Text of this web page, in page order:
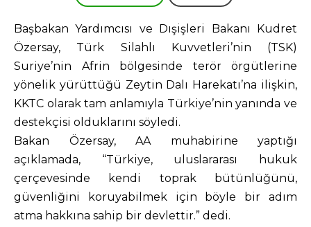
Başbakan Yardımcısı ve Dışişleri Bakanı Kudret
Özersay, Türk Silahlı Kuvvetleri’nin (TSK)
Suriye’nin Afrin bölgesinde terör örgütlerine
yönelik yürüttüğü Zeytin Dalı Harekatı’na ilişkin,
KKTC olarak tam anlamıyla Türkiye’nin yanında ve
destekçisi olduklarını söyledi.
Bakan Özersay, AA muhabirine yaptığı
açıklamada, “Türkiye, uluslararası hukuk
çerçevesinde kendi toprak bütünlüğünü,
güvenliğini koruyabilmek için böyle bir adım
atma hakkına sahip bir devlettir.” dedi.